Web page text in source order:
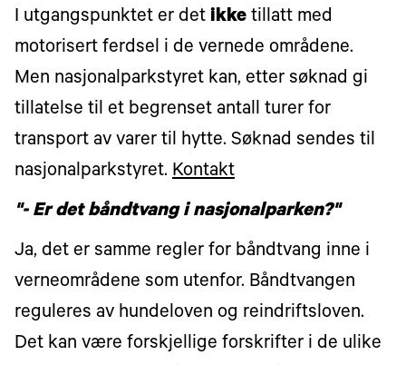
I utgangspunktet er det ikke tillatt med
motorisert ferdsel i de vernede områdene.
Men nasjonalparkstyret kan, etter søknad gi
tillatelse til et begrenset antall turer for
transport av varer til hytte. Søknad sendes til
nasjonalparkstyret. Kontakt
"- Er det båndtvang i nasjonalparken?"
Ja, det er samme regler for båndtvang inne i
verneområdene som utenfor. Båndtvangen
reguleres av hundeloven og reindriftsloven.
Det kan være forskjellige forskrifter i de ulike